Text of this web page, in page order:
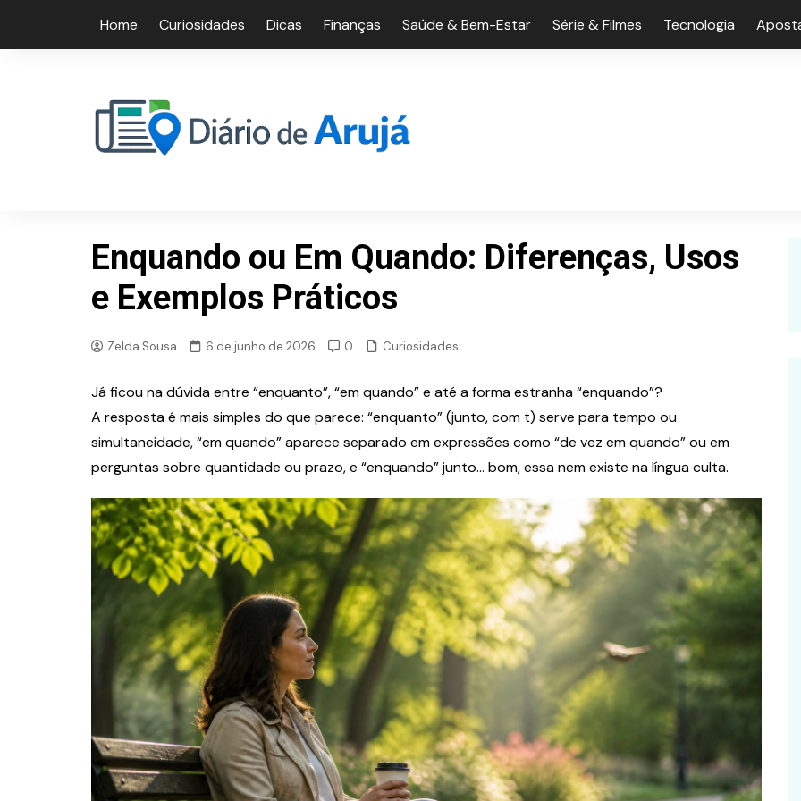
content
Home Curiosidades Dicas Finanças Saúde & Bem-Estar Série & Filmes Tecnologia
Enquando ou Em Quando: Diferenças, Usos
e Exemplos Práticos
Zelda Sousa 6 de junho de 2026 0 Curiosidades
Já ficou na dúvida entre “enquanto”, “em quando” e até a forma estranha “enquando”?
A resposta é mais simples do que parece: “enquanto” (junto, com t) serve para tempo ou
simultaneidade, “em quando” aparece separado em expressões como “de vez em quando” ou em
perguntas sobre quantidade ou prazo, e “enquando” junto… bom, essa nem existe na língua culta.
Finanças
Advertisement: Conceito,
Tipos e Estratégias para Seu
Negócio
Zelda Sousa 3 de junho de 2026
Curiosidades
Verem ou Virem? Guia Prático
para Não Errar Mais
Ingrid Massa 31 de maio de 2026